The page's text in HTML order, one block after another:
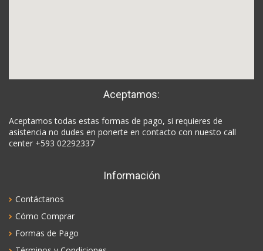
Aceptamos:
Aceptamos todas estas formas de pago, si requieres de
asistencia no dudes en ponerte en contacto con nuesto call
center +593 02292337
Información
Contáctanos
Cómo Comprar
Formas de Pago